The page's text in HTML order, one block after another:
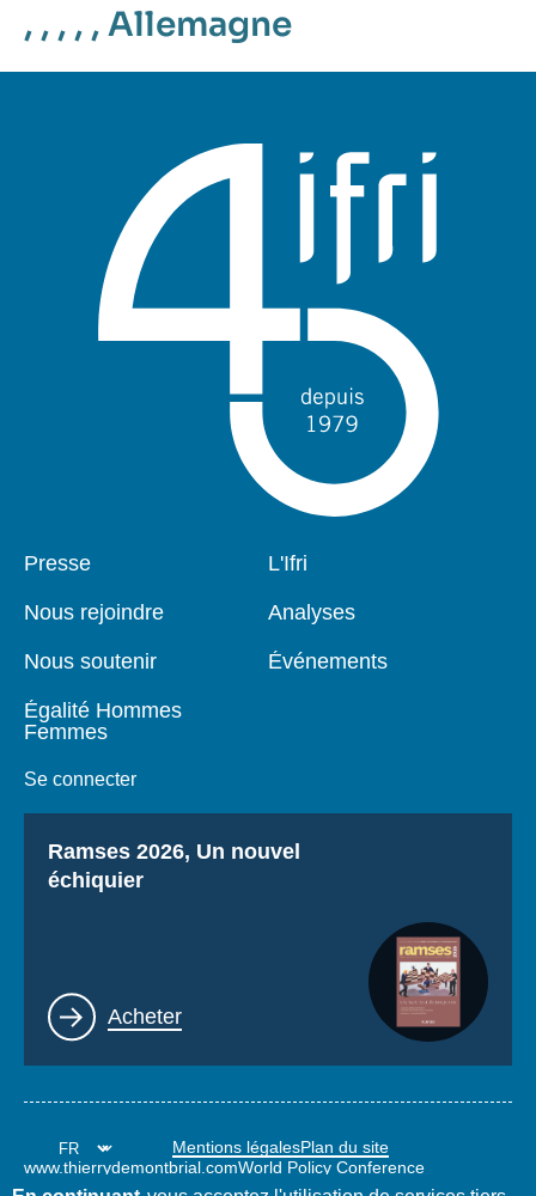
, , , , , Allemagne
Pied
Presse
Nous rejoindre
Nous soutenir
Égalité Hommes
Femmes
Se connecter
Navigation
L'Ifri
Analyses
Événements
Titre
Ramses 2026, Un nouvel
échiquier
Lien
Acheter
Mentions légalesPlan du site
www.thierrydemontbrial.comWorld Policy Conference